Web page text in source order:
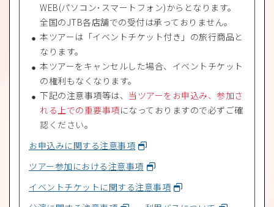
WEB(パソコン･スマートフォン)からとなります。
全国のJTB各店舗での受付は承っておりません。
本ツアーは「イベントチケット付き」の旅行商品と
なります。
本ツアーをキャンセルした場合、イベントチケット
の権利もなくなります。
下記の注意事項等は、 当ツアーをお申込み、参加さ
れる上での重要事項になっておりますので必ずご確
認ください。
お申込みに関する注意事項
ツアー参加における注意事項
イベントチケットに関する注意事項